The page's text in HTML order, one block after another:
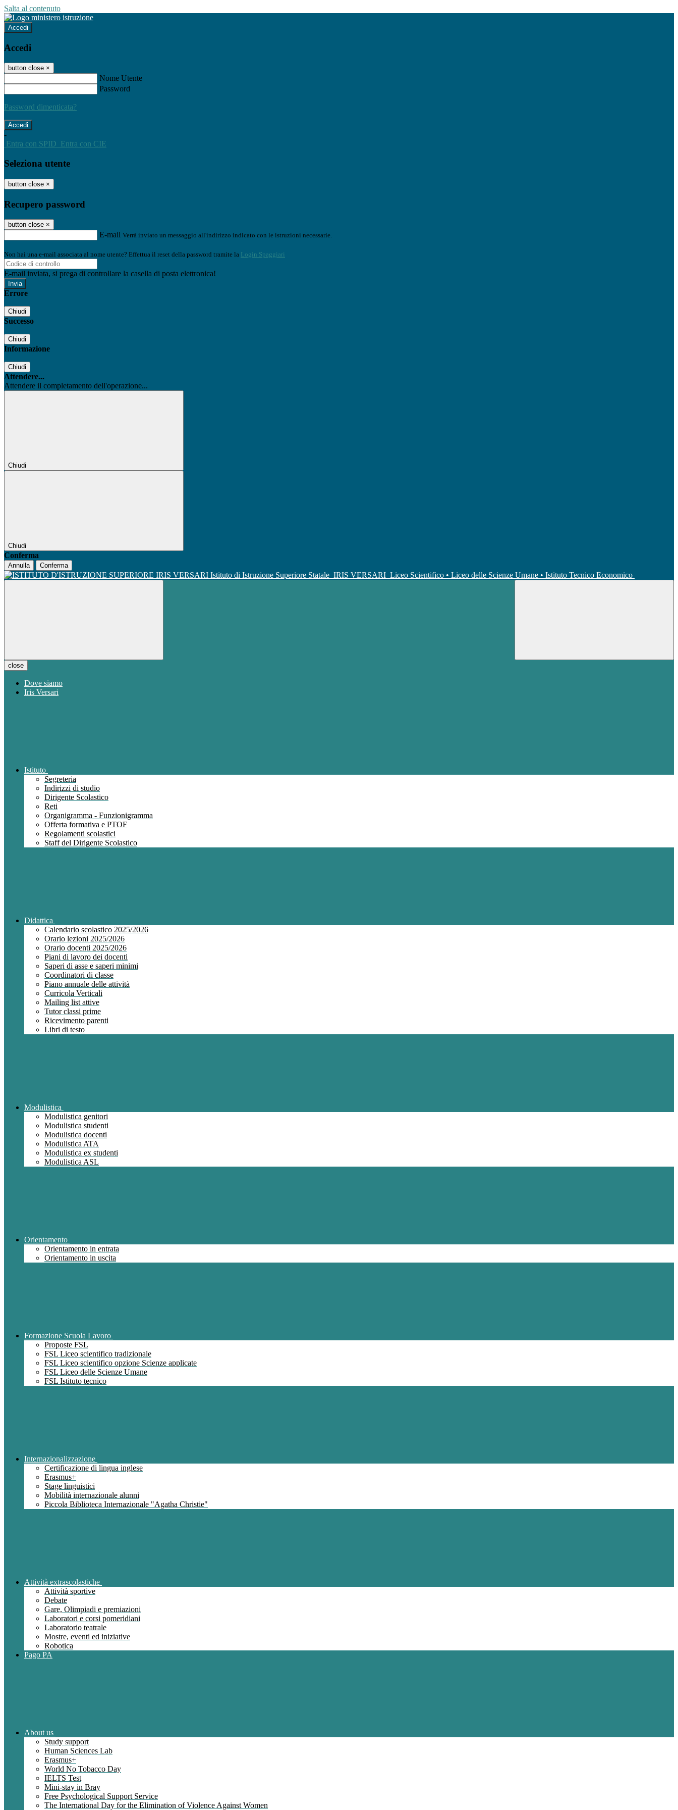
Salta al contenuto
Accedi
Accedi
button close ×
Nome Utente
Password
Password dimenticata?
-
Entra con SPID Entra con CIE
Seleziona utente
button close ×
Recupero password
button close ×
E-mail Verrà inviato un messaggio all'indirizzo indicato con le istruzioni necessarie.
Non hai una e-mail associata al nome utente? Effettua il reset della password tramite la Login Spaggiari
E-mail inviata, si prega di controllare la casella di posta elettronica!
Errore
Chiudi
Successo
Chiudi
Informazione
Chiudi
Attendere...
Attendere il completamento dell'operazione...
Chiudi
Chiudi
Conferma
Annulla Conferma
Istituto di Istruzione Superiore Statale IRIS VERSARI Liceo Scientifico • Liceo delle Scienze Umane • Istituto Tecnico Economico
close
Dove siamo
Iris Versari
Istituto
Segreteria
Indirizzi di studio
Dirigente Scolastico
Reti
Organigramma - Funzionigramma
Offerta formativa e PTOF
Regolamenti scolastici
Staff del Dirigente Scolastico
Didattica
Calendario scolastico 2025/2026
Orario lezioni 2025/2026
Orario docenti 2025/2026
Piani di lavoro dei docenti
Saperi di asse e saperi minimi
Coordinatori di classe
Piano annuale delle attività
Curricola Verticali
Mailing list attive
Tutor classi prime
Ricevimento parenti
Libri di testo
Modulistica
Modulistica genitori
Modulistica studenti
Modulistica docenti
Modulistica ATA
Modulistica ex studenti
Modulistica ASL
Orientamento
Orientamento in entrata
Orientamento in uscita
Formazione Scuola Lavoro
Proposte FSL
FSL Liceo scientifico tradizionale
FSL Liceo scientifico opzione Scienze applicate
FSL Liceo delle Scienze Umane
FSL Istituto tecnico
Internazionalizzazione
Certificazione di lingua inglese
Erasmus+
Stage linguistici
Mobilità internazionale alunni
Piccola Biblioteca Internazionale "Agatha Christie"
Attività extrascolastiche
Attività sportive
Debate
Gare, Olimpiadi e premiazioni
Laboratori e corsi pomeridiani
Laboratorio teatrale
Mostre, eventi ed iniziative
Robotica
Pago PA
About us
Study support
Human Sciences Lab
Erasmus+
World No Tobacco Day
IELTS Test
Mini-stay in Bray
Free Psychological Support Service
The International Day for the Elimination of Violence Against Women